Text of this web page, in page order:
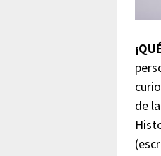
de